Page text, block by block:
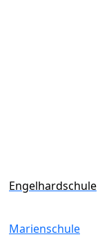
Engelhardschule
Marienschule